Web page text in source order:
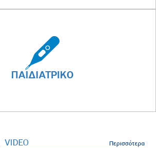
ΠΑΙΔΙΑΤΡΙΚΟ
(ενεργή καρτέλα)
VIDEO Περισσότερα